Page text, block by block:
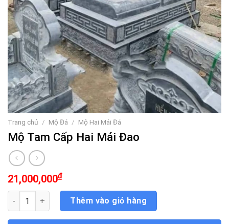
Trang chủ / Mộ Đá / Mộ Hai Mái Đá
Mộ Tam Cấp Hai Mái Đao
21,000,000₫
Mộ Tam Cấp Hai Mái Đao số lượng
Thêm vào giỏ hàng